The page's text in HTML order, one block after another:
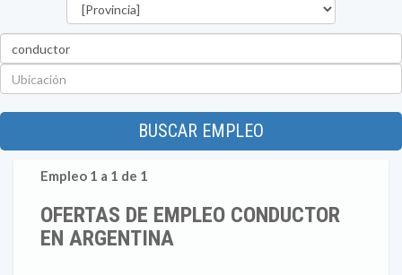
BUSCAR EMPLEO
Empleo 1 a 1 de 1
OFERTAS DE EMPLEO CONDUCTOR
EN ARGENTINA